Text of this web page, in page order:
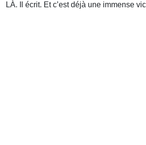
LÀ. Il écrit. Et c’est déjà une immense